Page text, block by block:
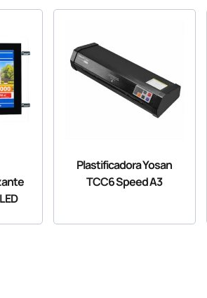
Plastificadora Yosan
TCC6 Speed A3